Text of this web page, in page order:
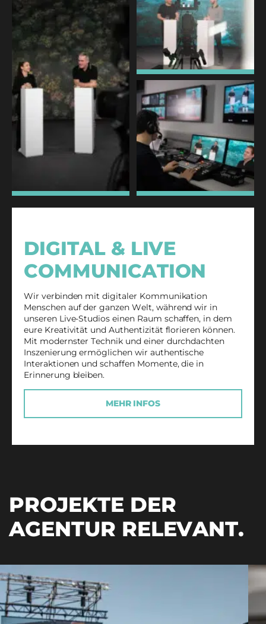
DIGITAL & LIVE
COMMUNICATION
Wir verbinden mit digitaler Kommunikation
Menschen auf der ganzen Welt, während wir in
unseren Live-Studios einen Raum schaffen, in dem
eure Kreativität und Authentizität florieren können.
Mit modernster Technik und einer durchdachten
Inszenierung ermöglichen wir authentische
Interaktionen und schaffen Momente, die in
Erinnerung bleiben.
MEHR INFOS
PROJEKTE DER
AGENTUR RELEVANT.